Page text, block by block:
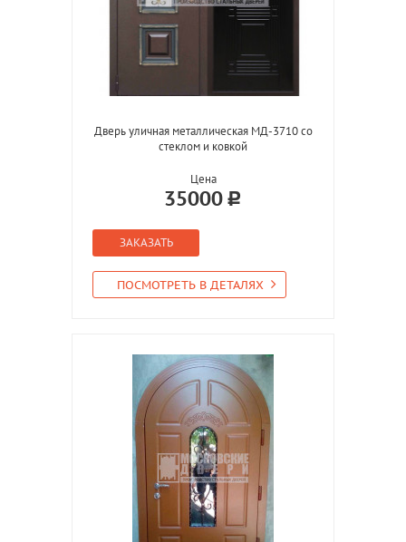
Дверь уличная металлическая МД-3710 со
стеклом и ковкой
Цена
35000
ЗАКАЗАТЬ
ПОСМОТРЕТЬ В ДЕТАЛЯХ